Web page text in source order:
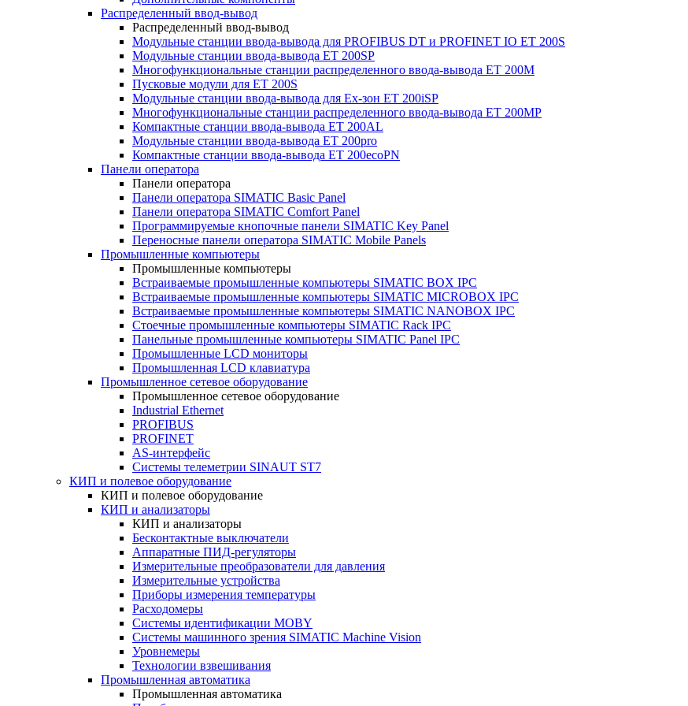
Распределенный ввод-вывод
Распределенный ввод-вывод
Модульные станции ввода-вывода для PROFIBUS DT и PROFINET IO ET 200S
Модульные станции ввода-вывода ET 200SP
Многофункциональные станции распределенного ввода-вывода ET 200M
Пусковые модули для ET 200S
Модульные станции ввода-вывода для Ex-зон ET 200iSP
Многофункциональные станции распределенного ввода-вывода ET 200MP
Компактные станции ввода-вывода ET 200AL
Модульные станции ввода-вывода ET 200pro
Компактные станции ввода-вывода ET 200ecoPN
Панели оператора
Панели оператора
Панели оператора SIMATIC Basic Panel
Панели оператора SIMATIC Comfort Panel
Программируемые кнопочные панели SIMATIC Key Panel
Переносные панели оператора SIMATIC Mobile Panels
Промышленные компьютеры
Промышленные компьютеры
Встраиваемые промышленные компьютеры SIMATIC BOX IPC
Встраиваемые промышленные компьютеры SIMATIC MICROBOX IPC
Встраиваемые промышленные компьютеры SIMATIC NANOBOX IPC
Стоечные промышленные компьютеры SIMATIC Rack IPC
Панельные промышленные компьютеры SIMATIC Panel IPC
Промышленные LCD мониторы
Промышленная LCD клавиатура
Промышленное сетевое оборудование
Промышленное сетевое оборудование
Industrial Ethernet
PROFIBUS
PROFINET
AS-интерфейс
Системы телеметрии SINAUT ST7
КИП и полевое оборудование
КИП и полевое оборудование
КИП и анализаторы
КИП и анализаторы
Бесконтактные выключатели
Аппаратные ПИД-регуляторы
Измерительные преобразователи для давления
Измерительные устройства
Приборы измерения температуры
Расходомеры
Системы идентификации MOBY
Системы машинного зрения SIMATIC Machine Vision
Уровнемеры
Технологии взвешивания
Промышленная автоматика
Промышленная автоматика